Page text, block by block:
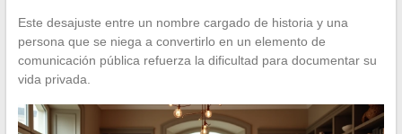
Este desajuste entre un nombre cargado de historia y una
persona que se niega a convertirlo en un elemento de
comunicación pública refuerza la dificultad para documentar su
vida privada.